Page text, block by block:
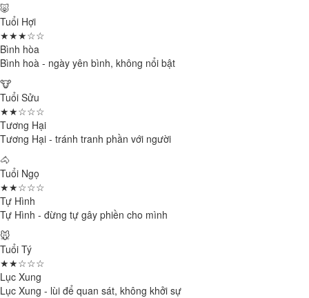
🐷
Tuổi Hợi
★★★☆☆
Bình hòa
Bình hoà - ngày yên bình, không nổi bật
🐮
Tuổi Sửu
★★☆☆☆
Tương Hại
Tương Hại - tránh tranh phần với người
🐴
Tuổi Ngọ
★★☆☆☆
Tự Hình
Tự Hình - đừng tự gây phiền cho mình
🐭
Tuổi Tý
★★☆☆☆
Lục Xung
Lục Xung - lùi để quan sát, không khởi sự